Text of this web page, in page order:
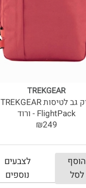
TREKGEAR
תיק גב לטיסות TREKGEAR
FlightPack - ורוד
₪249
הוסף
לסל
לצבעים
נוספים